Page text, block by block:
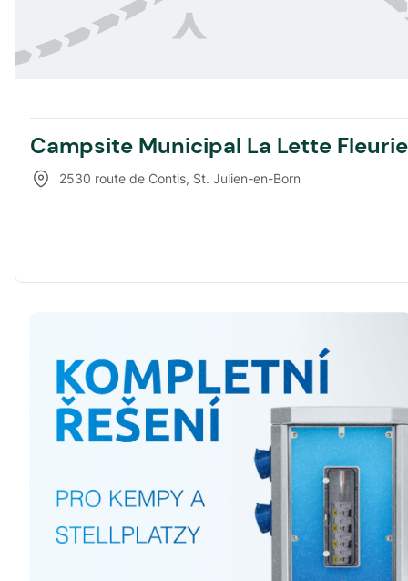
Campsite Municipal La Lette Fleurie
2530 route de Contis, St. Julien-en-Born